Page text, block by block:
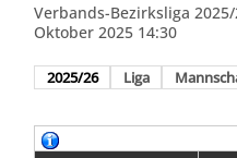
Verbands-Bezirksliga
Oktober 2025 14:30
2025/26 Liga